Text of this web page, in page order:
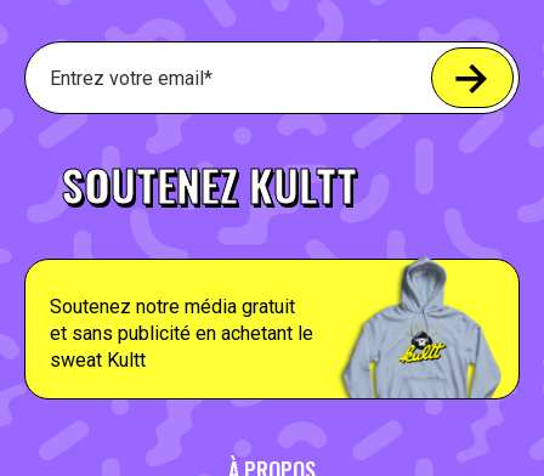
SOUTENEZ KULTT
Soutenez notre média gratuit
et sans publicité en achetant le
sweat Kultt